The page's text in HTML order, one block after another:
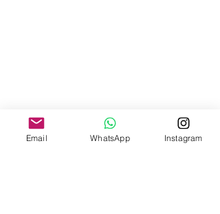
Email WhatsApp Instagram